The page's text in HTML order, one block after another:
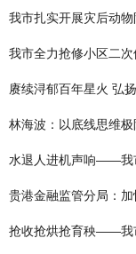
我市扎实开展灾后动
我市全力抢修小区二
赓续浔郁百年星火 弘
林海波：以底线思维
水退人进机声响——我
贵港金融监管分局：
抢收抢烘抢育秧——我